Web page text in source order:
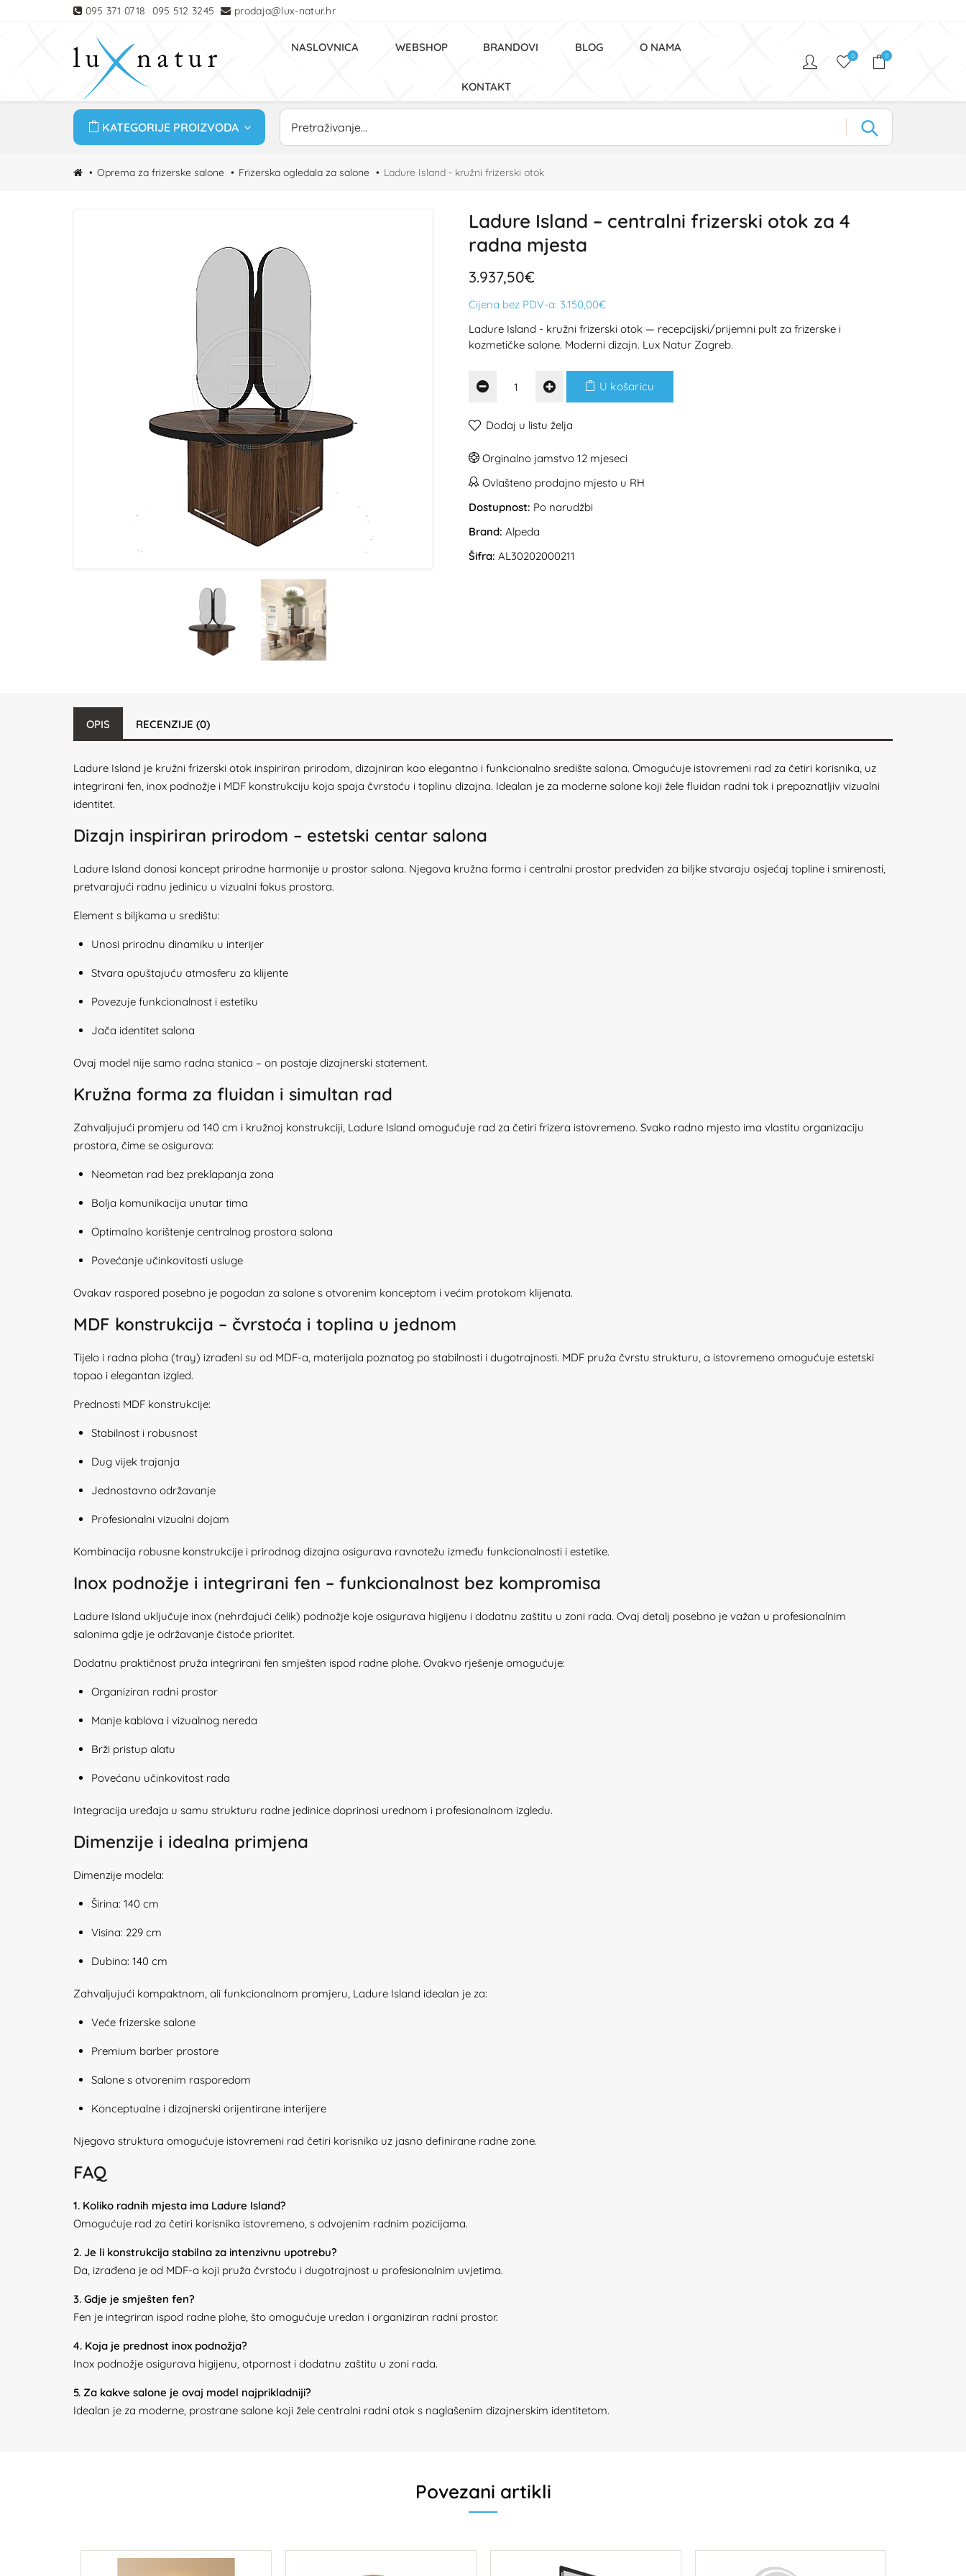
095 371 0718 095 512 3245 prodaja@lux-natur.hr
NASLOVNICA WEBSHOP BRANDOVI BLOG O NAMA
KONTAKT
0 0
KATEGORIJE PROIZVODA
Oprema za frizerske salone Frizerska ogledala za salone Ladure Island - kružni frizerski otok
Ladure Island – centralni frizerski otok za 4
radna mjesta
3.937,50€
Cijena bez PDV-a: 3.150,00€
Ladure Island - kružni frizerski otok — recepcijski/prijemni pult za frizerske i
kozmetičke salone. Moderni dizajn. Lux Natur Zagreb.
U košaricu
Dodaj u listu želja
Orginalno jamstvo 12 mjeseci
Ovlašteno prodajno mjesto u RH
Dostupnost: Po narudžbi
Brand: Alpeda
Šifra: AL30202000211
OPIS RECENZIJE (0)
Ladure Island je kružni frizerski otok inspiriran prirodom, dizajniran kao elegantno i funkcionalno središte salona. Omogućuje istovremeni rad za četiri korisnika, uz
integrirani fen, inox podnožje i MDF konstrukciju koja spaja čvrstoću i toplinu dizajna. Idealan je za moderne salone koji žele fluidan radni tok i prepoznatljiv vizualni
identitet.
Dizajn inspiriran prirodom – estetski centar salona
Ladure Island donosi koncept prirodne harmonije u prostor salona. Njegova kružna forma i centralni prostor predviđen za biljke stvaraju osjećaj topline i smirenosti,
pretvarajući radnu jedinicu u vizualni fokus prostora.
Element s biljkama u središtu:
Unosi prirodnu dinamiku u interijer
Stvara opuštajuću atmosferu za klijente
Povezuje funkcionalnost i estetiku
Jača identitet salona
Ovaj model nije samo radna stanica – on postaje dizajnerski statement.
Kružna forma za fluidan i simultan rad
Zahvaljujući promjeru od 140 cm i kružnoj konstrukciji, Ladure Island omogućuje rad za četiri frizera istovremeno. Svako radno mjesto ima vlastitu organizaciju
prostora, čime se osigurava:
Neometan rad bez preklapanja zona
Bolja komunikacija unutar tima
Optimalno korištenje centralnog prostora salona
Povećanje učinkovitosti usluge
Ovakav raspored posebno je pogodan za salone s otvorenim konceptom i većim protokom klijenata.
MDF konstrukcija – čvrstoća i toplina u jednom
Tijelo i radna ploha (tray) izrađeni su od MDF-a, materijala poznatog po stabilnosti i dugotrajnosti. MDF pruža čvrstu strukturu, a istovremeno omogućuje estetski
topao i elegantan izgled.
Prednosti MDF konstrukcije:
Stabilnost i robusnost
Dug vijek trajanja
Jednostavno održavanje
Profesionalni vizualni dojam
Kombinacija robusne konstrukcije i prirodnog dizajna osigurava ravnotežu između funkcionalnosti i estetike.
Inox podnožje i integrirani fen – funkcionalnost bez kompromisa
Ladure Island uključuje inox (nehrđajući čelik) podnožje koje osigurava higijenu i dodatnu zaštitu u zoni rada. Ovaj detalj posebno je važan u profesionalnim
salonima gdje je održavanje čistoće prioritet.
Dodatnu praktičnost pruža integrirani fen smješten ispod radne plohe. Ovakvo rješenje omogućuje:
Organiziran radni prostor
Manje kablova i vizualnog nereda
Brži pristup alatu
Povećanu učinkovitost rada
Integracija uređaja u samu strukturu radne jedinice doprinosi urednom i profesionalnom izgledu.
Dimenzije i idealna primjena
Dimenzije modela:
Širina: 140 cm
Visina: 229 cm
Dubina: 140 cm
Zahvaljujući kompaktnom, ali funkcionalnom promjeru, Ladure Island idealan je za:
Veće frizerske salone
Premium barber prostore
Salone s otvorenim rasporedom
Konceptualne i dizajnerski orijentirane interijere
Njegova struktura omogućuje istovremeni rad četiri korisnika uz jasno definirane radne zone.
FAQ
1. Koliko radnih mjesta ima Ladure Island?
Omogućuje rad za četiri korisnika istovremeno, s odvojenim radnim pozicijama.
2. Je li konstrukcija stabilna za intenzivnu upotrebu?
Da, izrađena je od MDF-a koji pruža čvrstoću i dugotrajnost u profesionalnim uvjetima.
3. Gdje je smješten fen?
Fen je integriran ispod radne plohe, što omogućuje uredan i organiziran radni prostor.
4. Koja je prednost inox podnožja?
Inox podnožje osigurava higijenu, otpornost i dodatnu zaštitu u zoni rada.
5. Za kakve salone je ovaj model najprikladniji?
Idealan je za moderne, prostrane salone koji žele centralni radni otok s naglašenim dizajnerskim identitetom.
Povezani artikli